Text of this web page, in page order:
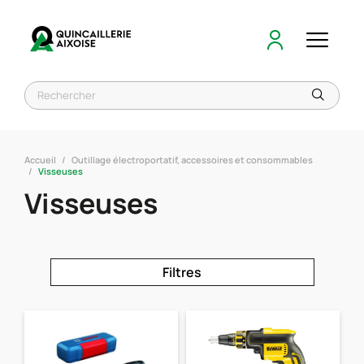
Accueil
Outillage électroportatif, accessoires et consommables
Visseuses
Visseuses
Filtres